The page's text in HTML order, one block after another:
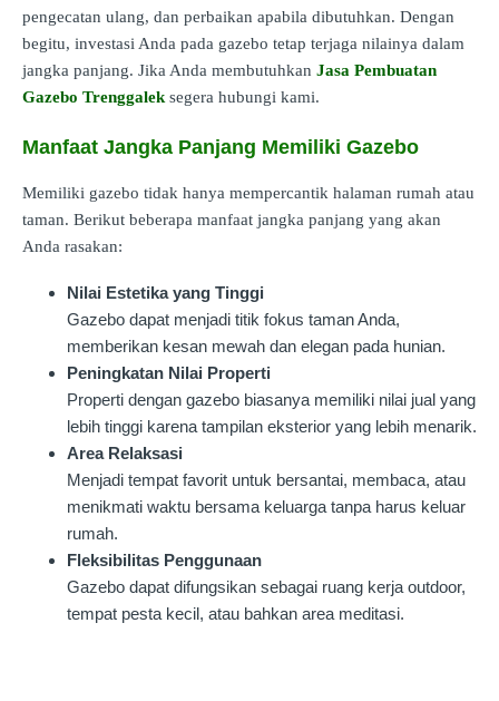
pengecatan ulang, dan perbaikan apabila dibutuhkan. Dengan
begitu, investasi Anda pada gazebo tetap terjaga nilainya dalam
jangka panjang. Jika Anda membutuhkan Jasa Pembuatan
Gazebo Trenggalek segera hubungi kami.
Manfaat Jangka Panjang Memiliki Gazebo
Memiliki gazebo tidak hanya mempercantik halaman rumah atau
taman. Berikut beberapa manfaat jangka panjang yang akan
Anda rasakan:
Nilai Estetika yang Tinggi
Gazebo dapat menjadi titik fokus taman Anda,
memberikan kesan mewah dan elegan pada hunian.
Peningkatan Nilai Properti
Properti dengan gazebo biasanya memiliki nilai jual yang
lebih tinggi karena tampilan eksterior yang lebih menarik.
Area Relaksasi
Menjadi tempat favorit untuk bersantai, membaca, atau
menikmati waktu bersama keluarga tanpa harus keluar
rumah.
Fleksibilitas Penggunaan
Gazebo dapat difungsikan sebagai ruang kerja outdoor,
tempat pesta kecil, atau bahkan area meditasi.